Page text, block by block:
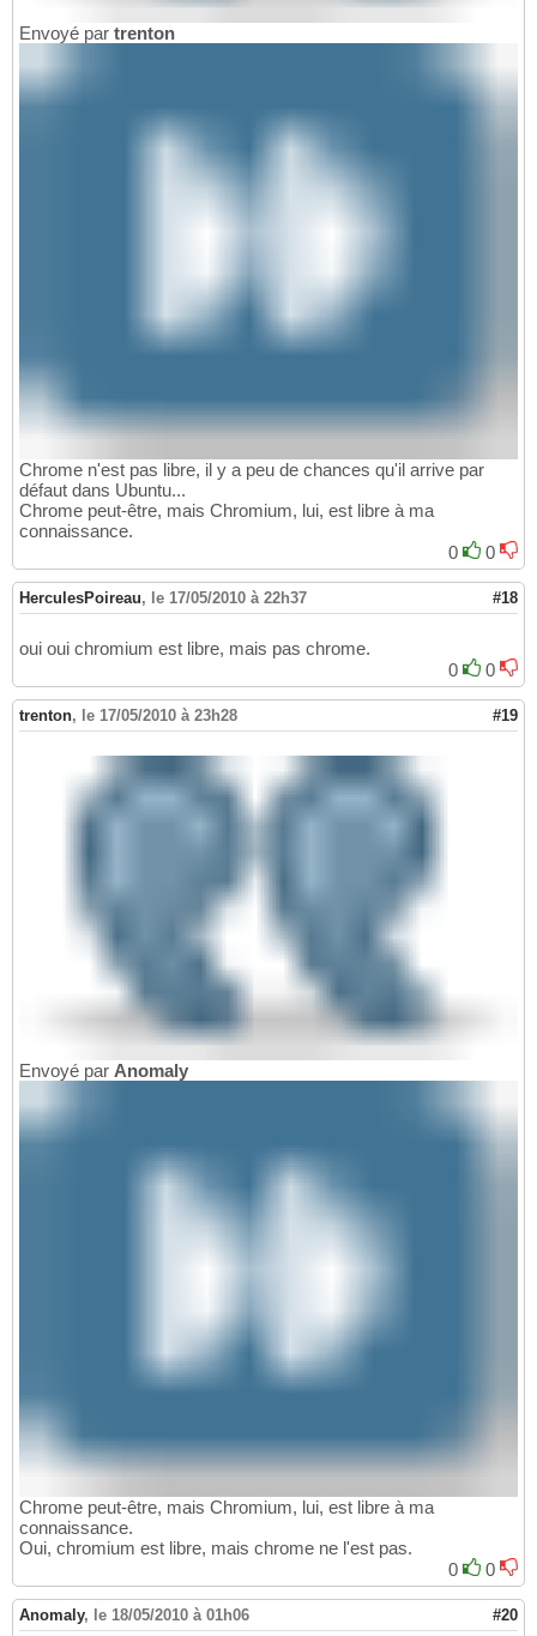
Envoyé par trenton
Chrome n'est pas libre, il y a peu de chances qu'il arrive par
défaut dans Ubuntu...
Chrome peut-être, mais Chromium, lui, est libre à ma
connaissance.
0
0
HerculesPoireau, le 17/05/2010 à 22h37 #18
oui oui chromium est libre, mais pas chrome.
0
0
trenton, le 17/05/2010 à 23h28 #19
Envoyé par Anomaly
Chrome peut-être, mais Chromium, lui, est libre à ma
connaissance.
Oui, chromium est libre, mais chrome ne l'est pas.
0
0
Anomaly, le 18/05/2010 à 01h06 #20